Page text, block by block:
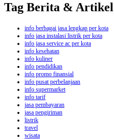
Tag Berita & Artikel
info berbagai jasa lengkap per kota
info jasa instalasi listrik per kota
info jasa service ac per kota
info kesehatan
info kuliner
info pendidikan
info promo finansial
info pusat perbelanjaan
info supermarket
info tarif
jasa pembayaran
jasa pengiriman
listrik
travel
wisata